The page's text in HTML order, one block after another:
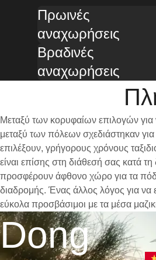
Πρωινές
αναχωρήσεις
Βραδινές
αναχωρήσεις
Μεταξύ των κορυφαίων επιλογών
μεταξύ των πόλεων σχεδιάστηκαν
επιλέξουν, γρήγορους χρόνους
είναι επίσης στη διάθεσή σας κατά
προσφέρουν άφθονο χώρο για τα
διαδρομής. Ένας άλλος λόγος για να
εύκολα προσβάσιμοι με τα μέσα
Dong